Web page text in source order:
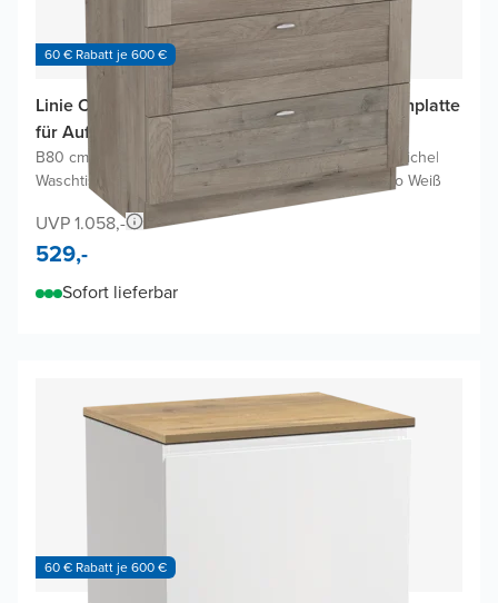
60 € Rabatt je 600 €
Linie Classo Badmöbel Set mit Lado Waschtischplatte
für Aufsatzwaschbecken
B80 cm x T46 cm Waschbeckenunterschrank Graue Eiche|
Waschtischplatte für Aufsatzwaschbecken in Terrazzo Weiß
UVP 1.058,-
529,-
Sofort lieferbar
60 € Rabatt je 600 €